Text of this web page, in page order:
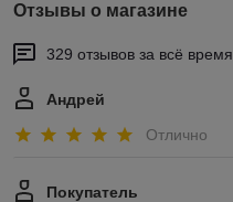
Отзывы о магазине
329 отзывов за всё время
Андрей
Отлично
Покупатель